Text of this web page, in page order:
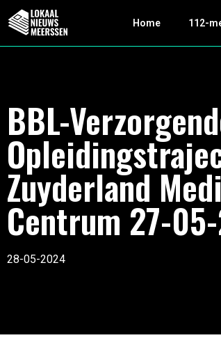
Home 112-
BBL-
Zuyderland
Centrum 27-
28-05-2024